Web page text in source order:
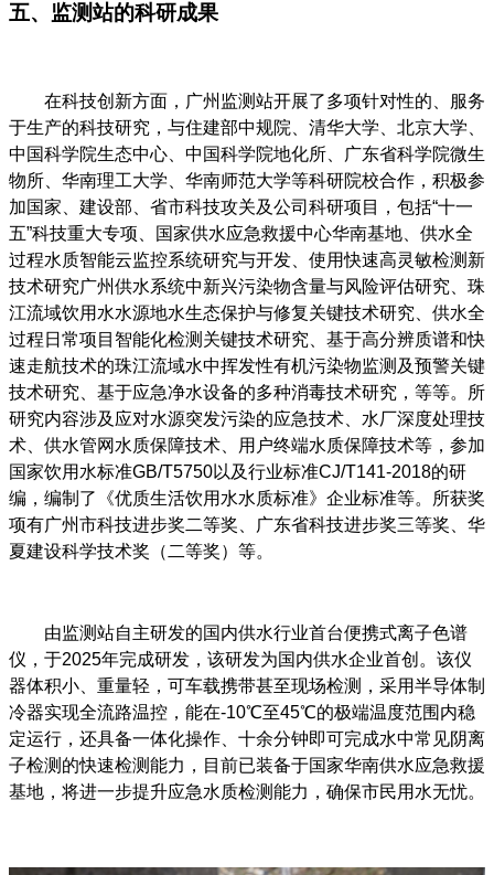
五、监测站的科研成果
在科技创新方面，广州监测站开展了多项针对性的、服务
于生产的科技研究，与住建部中规院、清华大学、北京大学、
中国科学院生态中心、中国科学院地化所、广东省科学院微生
物所、华南理工大学、华南师范大学等科研院校合作，积极参
加国家、建设部、省市科技攻关及公司科研项目，包括“十一
五”科技重大专项、国家供水应急救援中心华南基地、供水全
过程水质智能云监控系统研究与开发、使用快速高灵敏检测新
技术研究广州供水系统中新兴污染物含量与风险评估研究、珠
江流域饮用水水源地水生态保护与修复关键技术研究、供水全
过程日常项目智能化检测关键技术研究、基于高分辨质谱和快
速走航技术的珠江流域水中挥发性有机污染物监测及预警关键
技术研究、基于应急净水设备的多种消毒技术研究，等等。所
研究内容涉及应对水源突发污染的应急技术、水厂深度处理技
术、供水管网水质保障技术、用户终端水质保障技术等，参加
国家饮用水标准GB/T5750以及行业标准CJ/T141-2018的研
编，编制了《优质生活饮用水水质标准》企业标准等。所获奖
项有广州市科技进步奖二等奖、广东省科技进步奖三等奖、华
夏建设科学技术奖（二等奖）等。
由监测站自主研发的国内供水行业首台便携式离子色谱
仪，于2025年完成研发，该研发为国内供水企业首创。该仪
器体积小、重量轻，可车载携带甚至现场检测，采用半导体制
冷器实现全流路温控，能在-10℃至45℃的极端温度范围内稳
定运行，还具备一体化操作、十余分钟即可完成水中常见阴离
子检测的快速检测能力，目前已装备于国家华南供水应急救援
基地，将进一步提升应急水质检测能力，确保市民用水无忧。